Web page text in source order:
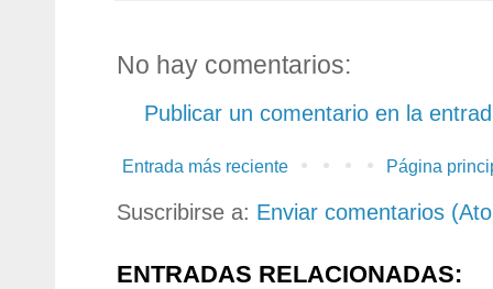
No hay comentarios:
Publicar un comentario en la
Entrada más reciente Página
Suscribirse a: Enviar comentarios
ENTRADAS RELACIONADAS: